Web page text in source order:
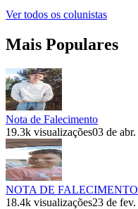
Ver todos os colunistas
Mais Populares
Nota de Falecimento
19.3k visualizações03 de abr.
NOTA DE FALECIMENTO
18.4k visualizações23 de fev.